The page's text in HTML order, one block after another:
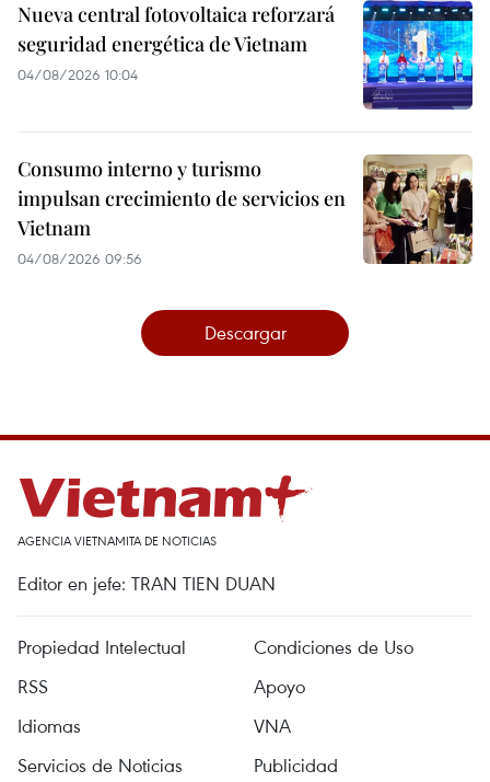
Nueva central fotovoltaica reforzará
seguridad energética de Vietnam
04/08/2026 10:04
Consumo interno y turismo
impulsan crecimiento de servicios en
Vietnam
04/08/2026 09:56
Descargar
AGENCIA VIETNAMITA DE NOTICIAS
Editor en jefe: TRAN TIEN DUAN
Propiedad Intelectual
Condiciones de Uso
RSS
Apoyo
Idiomas
VNA
Servicios de Noticias
Publicidad